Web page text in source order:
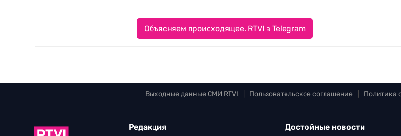
Объясняем происходящее. RTVI в Telegram
Выходные данные СМИ RTVI Пользовательское соглашение Политика
Редакция Достойные новости